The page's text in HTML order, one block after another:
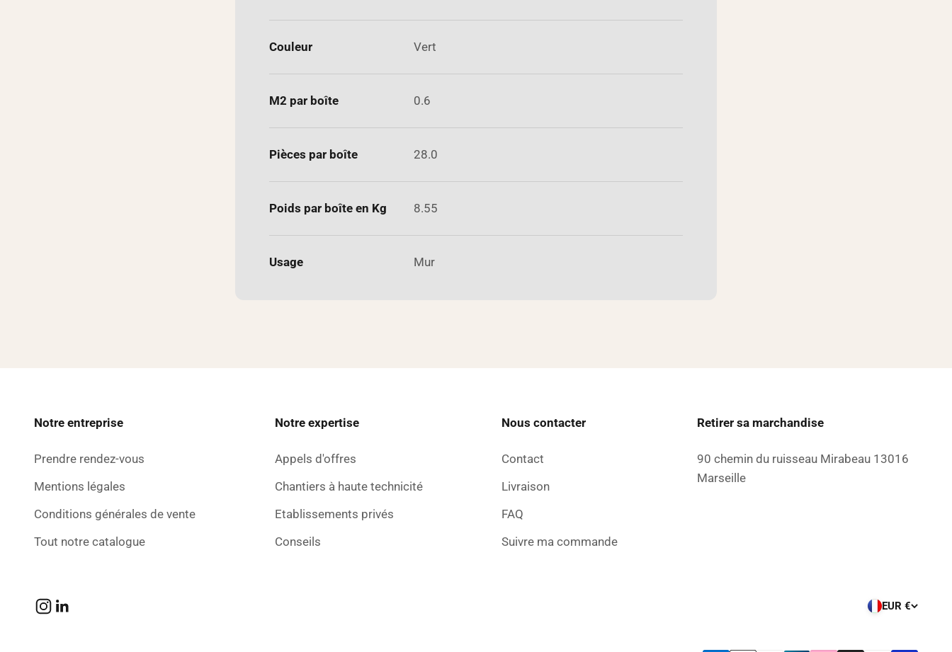
Couleur Vert
M2 par boîte 0.6
Pièces par boîte 28.0
Poids par boîte en Kg 8.55
Usage Mur
Notre entreprise
Prendre rendez-vous
Mentions légales
Conditions générales de vente
Tout notre catalogue
Notre expertise
Appels d'offres
Chantiers à haute technicité
Etablissements privés
Conseils
Nous contacter
Contact
Livraison
FAQ
Suivre ma commande
Retirer sa marchandise
90 chemin du ruisseau Mirabeau 13016
Marseille
EUR €